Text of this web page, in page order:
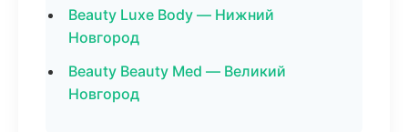
Beauty Luxe Body — Нижний
Новгород
Beauty Beauty Med — Великий
Новгород